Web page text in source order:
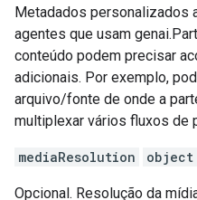
Metadados personalizados
agentes que usam
conteúdo podem precisar
adicionais. Por exemplo,
arquivo/fonte de onde a
multiplexar vários fluxos de
mediaResolution
Opcional. Resolução da